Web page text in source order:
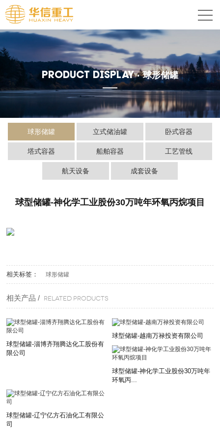
PRODUCT DISPLAY ·球形储罐
球形储罐 立式储油罐 卧式容器
塔式容器 船舶容器 工艺管线
航天设备 成套设备
球型储罐-神化学工业股份30万吨年环氧丙烷项目
相关标签： 球形储罐
相关产品 / Related products
球型储罐-淄博齐翔腾达化工股份有
限公司
球型储罐-越南万禄投资有限公司
球型储罐-神化学工业股份30万吨年
环氧丙...
球型储罐-辽宁亿方石油化工有限公
司